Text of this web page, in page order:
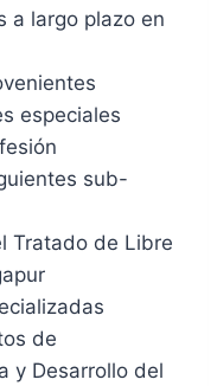
a largo plazo en
especiales
sub-
Tratado de Libre
de
y Desarrollo del